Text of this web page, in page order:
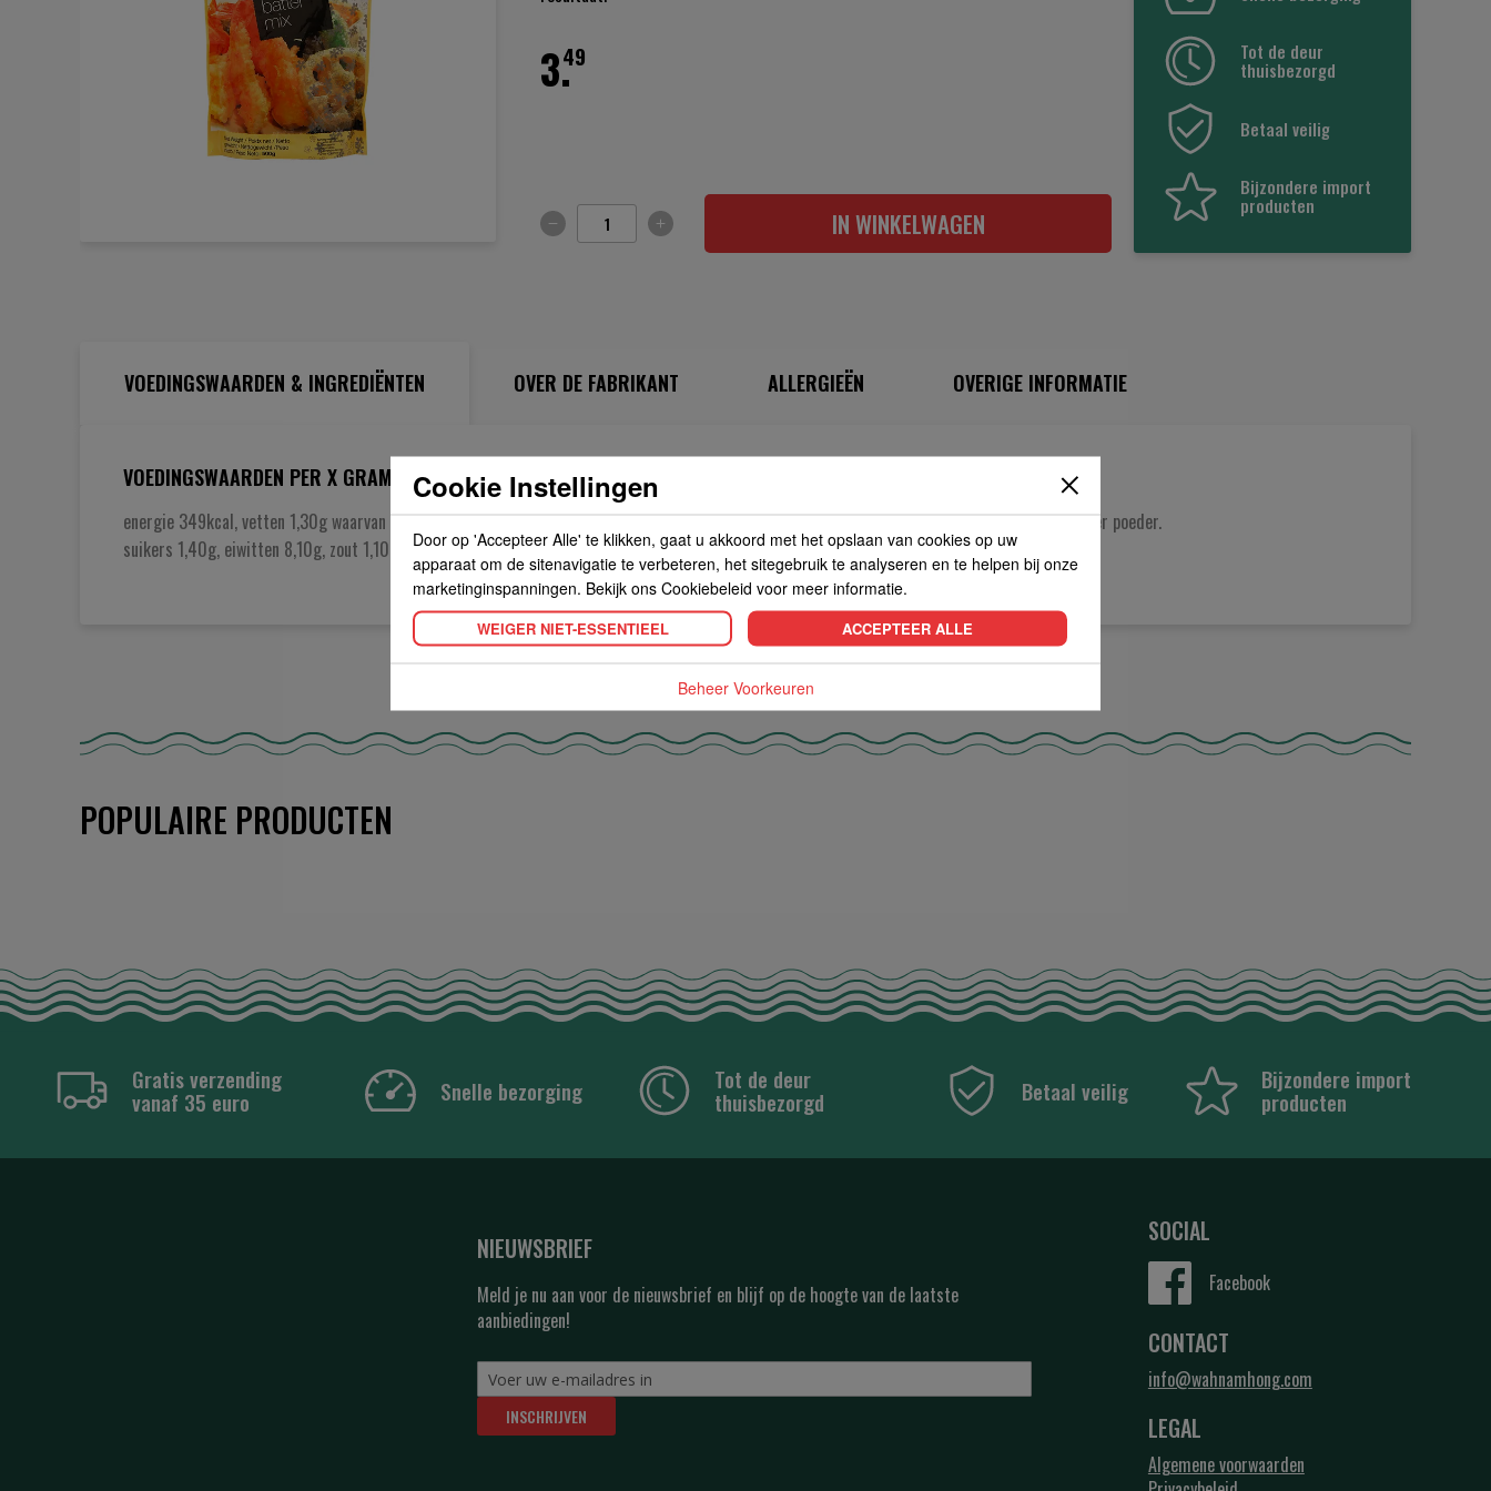
afbeeldingen-
49
3.
IN WINKELWAGEN
Tot de deur
thuisbezorgd
Betaal veilig
Bijzondere import
producten
VOEDINGSWAARDEN & INGREDIËNTEN OVER DE FABRIKANT ALLERGIEËN OVERIGE INFORMATIE
VOEDINGSWAARDEN PER X GRAM
energie 349kcal, vetten 1,30g waarvan verzadigd 1,30g, koolhydraten 73,10g,waarvan
suikers 1,40g, eiwitten 8,10g, zout 1,10g.
Tarwebloem, maiszetmeel, bakpoeder, zout, witte peper poeder.
POPULAIRE PRODUCTEN
Gratis verzending
vanaf 35 euro Snelle bezorging Tot de deur
thuisbezorgd Betaal veilig Bijzondere import
producten
NIEUWSBRIEF
Meld je nu aan voor de nieuwsbrief en blijf op de hoogte van de laatste
aanbiedingen!
INSCHRIJVEN
SOCIAL
Facebook
CONTACT
info@wahnamhong.com
LEGAL
Algemene voorwaarden
Cookie Instellingen
Door op 'Accepteer Alle' te klikken, gaat u akkoord met het opslaan van cookies op uw
apparaat om de sitenavigatie te verbeteren, het sitegebruik te analyseren en te helpen bij onze
marketinginspanningen. Bekijk ons Cookiebeleid voor meer informatie.
WEIGER NIET-ESSENTIEEL ACCEPTEER ALLE
Beheer Voorkeuren